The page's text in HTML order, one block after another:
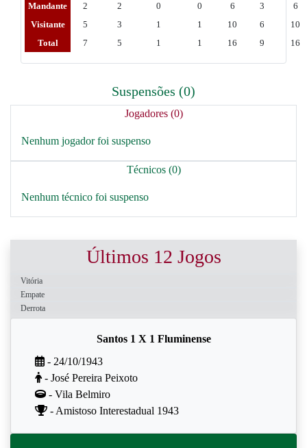
Mandante 2 2 0 0 6 3
6
Visitante
5 3 1 1 10 6
10
Total
7 5 1 1 16 9 16
Suspensões (0)
Jogadores (0)
Nenhum jogador foi suspenso
Técnicos (0)
Nenhum técnico foi suspenso
Últimos 12 Jogos
Vitória
Empate
Derrota
Santos 1 X 1 Fluminense
- 24/10/1943
- José Pereira Peixoto
- Vila Belmiro
- Amistoso Interestadual 1943